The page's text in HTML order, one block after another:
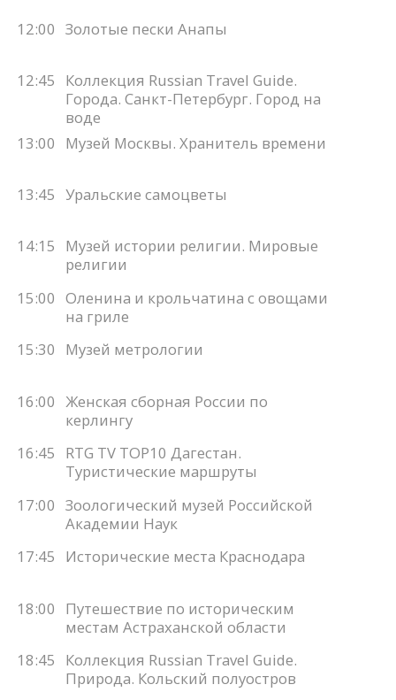
12:00 Золотые пески Анапы
12:45
Коллекция Russian Travel Guide.
Города. Санкт-Петербург. Город на
воде
13:00
Музей Москвы. Хранитель времени
13:45 Уральские самоцветы
14:15
Музей истории религии. Мировые
религии
15:00 Оленина и крольчатина с овощами
на гриле
15:30
Музей метрологии
16:00 Женская сборная России по
керлингу
16:45
RTG TV TOP10 Дагестан.
Туристические маршруты
17:00 Зоологический музей Российской
Академии Наук
17:45
Исторические места Краснодара
18:00
Путешествие по историческим
местам Астраханской области
18:45
Коллекция Russian Travel Guide.
Природа. Кольский полуостров